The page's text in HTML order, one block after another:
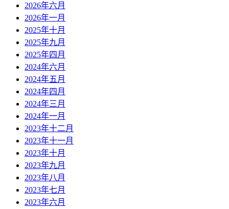
2026年六月
2026年一月
2025年十月
2025年九月
2025年四月
2024年六月
2024年五月
2024年四月
2024年三月
2024年一月
2023年十二月
2023年十一月
2023年十月
2023年九月
2023年八月
2023年七月
2023年六月